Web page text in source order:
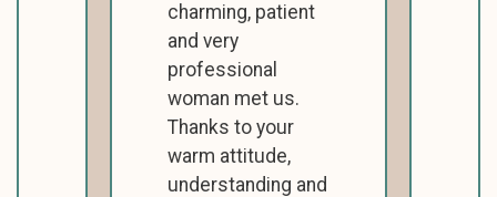
charming, patient
and very
professional
woman met us.
Thanks to your
warm attitude,
understanding and